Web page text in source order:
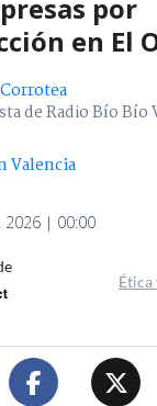
por
en El
de Radio Bío Bío
Valencia
2026 | 00:00
Ética